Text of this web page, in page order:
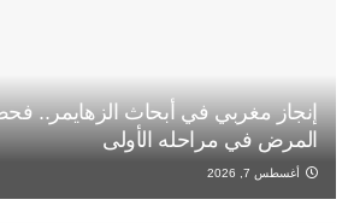
إنجاز مغربي في أبحاث الزهايمر..
المرض في مراحله الأولى
أغسطس 7, 2026